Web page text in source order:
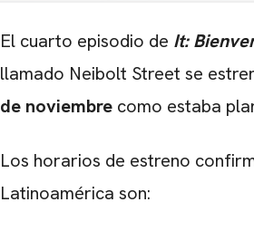
El cuarto episodio de It:
llamado Neibolt Street se
de noviembre como estaba
Los horarios de estreno
Latinoamérica son: